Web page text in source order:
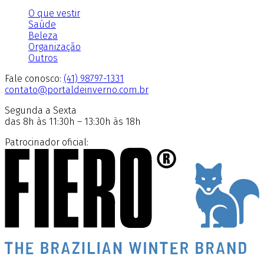
O que vestir
Saúde
Beleza
Organização
Outros
Fale conosco: (41) 98797-1331
contato@portaldeinverno.com.br
Segunda a Sexta
das 8h às 11:30h – 13:30h às 18h
Patrocinador oficial: